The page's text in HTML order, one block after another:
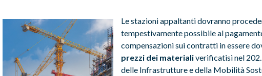
Le stazioni appaltanti dovranno
tempestivamente possibile al
compensazioni sui contratti in essere
prezzi dei materialiverificatisi nel
delle Infrastrutture e della Mobilità